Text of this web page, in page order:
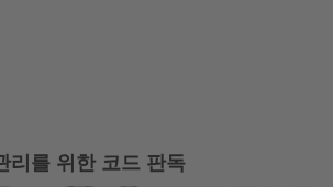
리를 위한 코드 판독